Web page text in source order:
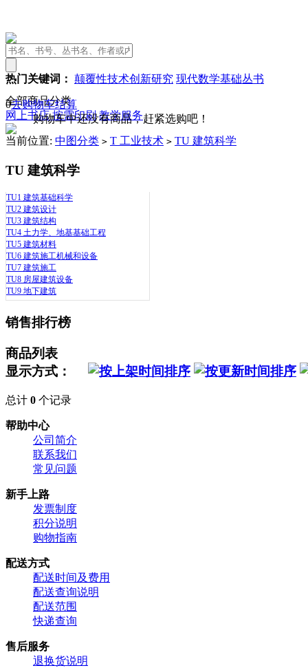
热门关键词： 颠覆性技术创新研究 现代数学基础丛书
0去购物车结算
购物车中还没有商品，赶紧选购吧！
全部商品分类
网上书店按需印刷 教学服务
当前位置: 中图分类 > T 工业技术 > TU 建筑科学
TU 建筑科学
TU1 建筑基础科学
TU2 建筑设计
TU3 建筑结构
TU4 土力学、地基基础工程
TU5 建筑材料
TU6 建筑施工机械和设备
TU7 建筑施工
TU8 房屋建筑设备
TU9 地下建筑
销售排行榜
商品列表
显示方式：
总计 0 个记录
帮助中心
公司简介
联系我们
常见问题
新手上路
发票制度
积分说明
购物指南
配送方式
配送时间及费用
配送查询说明
配送范围
快递查询
售后服务
退换货说明